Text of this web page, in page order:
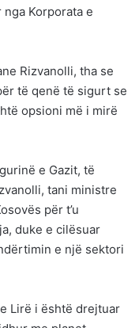
Korporata e
Rizvanolli, tha se
të qenë të sigurt se
opsioni më i mirë
e Gazit, të
tani ministre
për t’u
duke e cilësuar
e një sektori
Lirë i është drejtuar